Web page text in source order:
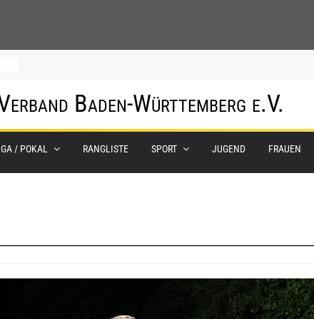
Baden-Württemberg e.V.
/ POKAL RANGLISTE SPORT JUGEND FRAUEN